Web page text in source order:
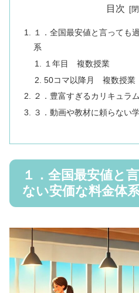
目次
１．全国最安値と言っても
系
１年目 複数授業
50コマ以降月 複数授業
２．豊富すぎるカリキュラム
３．動画や教材に頼らない
１．全国最安値と
ない安価な料金体